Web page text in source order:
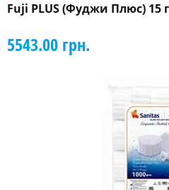
Fuji PLUS (Фуджи Плюс) 15
5543.00 грн.